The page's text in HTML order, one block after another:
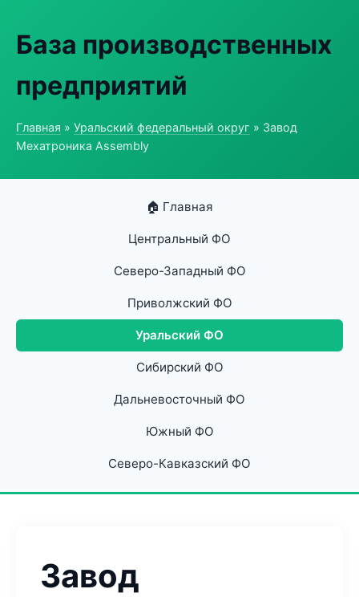
База производственных
предприятий
Главная » Уральский федеральный округ » Завод
Мехатроника Assembly
🏠 Главная
Центральный ФО
Северо-Западный ФО
Приволжский ФО
Уральский ФО
Сибирский ФО
Дальневосточный ФО
Южный ФО
Северо-Кавказский ФО
Завод